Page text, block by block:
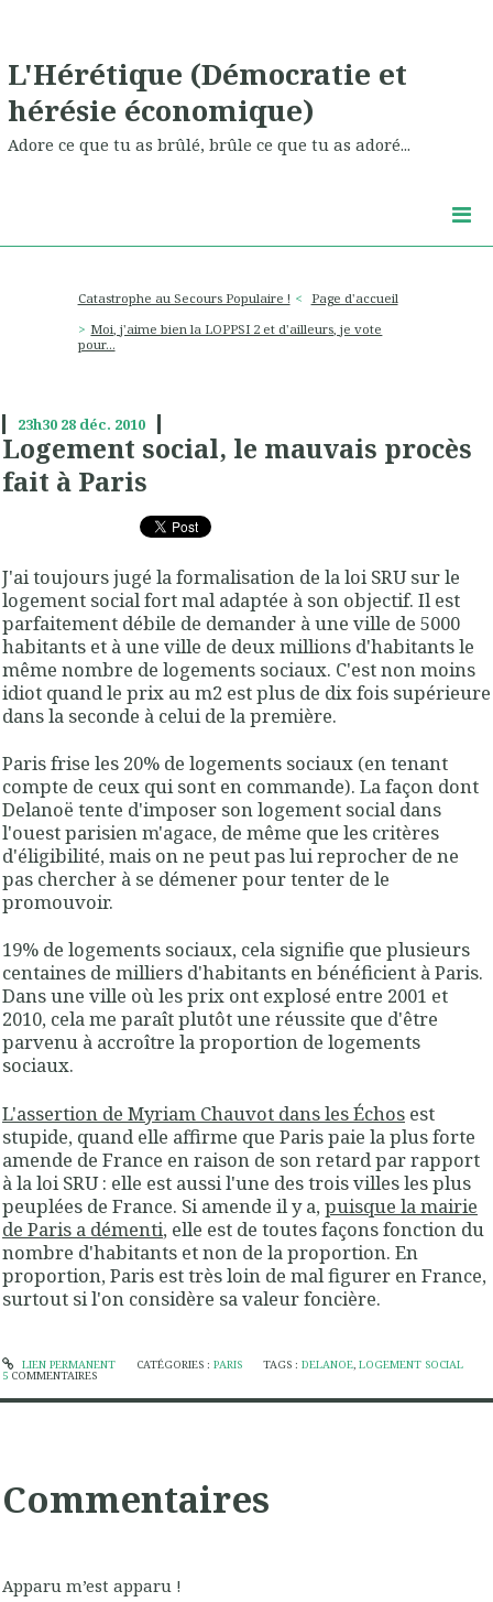
L'Hérétique (Démocratie et
hérésie économique)
Adore ce que tu as brûlé, brûle ce que tu as adoré...
Catastrophe au Secours Populaire !
Page d'accueil
Moi, j'aime bien la LOPPSI 2 et d'ailleurs, je vote
pour...
23h30 28 déc. 2010
Logement social, le mauvais procès
fait à Paris
J'ai toujours jugé la formalisation de la loi SRU sur le
logement social fort mal adaptée à son objectif. Il est
parfaitement débile de demander à une ville de 5000
habitants et à une ville de deux millions d'habitants le
même nombre de logements sociaux. C'est non moins
idiot quand le prix au m2 est plus de dix fois supérieure
dans la seconde à celui de la première.
Paris frise les 20% de logements sociaux (en tenant
compte de ceux qui sont en commande). La façon dont
Delanoë tente d'imposer son logement social dans
l'ouest parisien m'agace, de même que les critères
d'éligibilité, mais on ne peut pas lui reprocher de ne
pas chercher à se démener pour tenter de le
promouvoir.
19% de logements sociaux, cela signifie que plusieurs
centaines de milliers d'habitants en bénéficient à Paris.
Dans une ville où les prix ont explosé entre 2001 et
2010, cela me paraît plutôt une réussite que d'être
parvenu à accroître la proportion de logements
sociaux.
L'assertion de Myriam Chauvot dans les Échos est
stupide, quand elle affirme que Paris paie la plus forte
amende de France en raison de son retard par rapport
à la loi SRU : elle est aussi l'une des trois villes les plus
peuplées de France. Si amende il y a, puisque la mairie
de Paris a démenti, elle est de toutes façons fonction du
nombre d'habitants et non de la proportion. En
proportion, Paris est très loin de mal figurer en France,
surtout si l'on considère sa valeur foncière.
LIEN PERMANENT CATÉGORIES : PARIS TAGS :DELANOE,LOGEMENT SOCIAL
5 COMMENTAIRES
Commentaires
Apparu m’est apparu !